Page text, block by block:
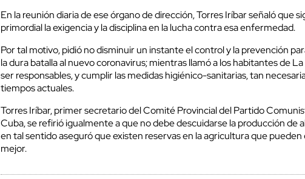
En la reunión diaria de ese órgano de dirección, Torres Iríbar señaló que
primordial la exigencia y la disciplina en la lucha contra esa enfermedad.
Por tal motivo, pidió no disminuir un instante el control y la prevención
la dura batalla al nuevo coronavirus; mientras llamó a los habitantes de La
ser responsables, y cumplir las medidas higiénico-sanitarias, tan
tiempos actuales.
Torres Iríbar, primer secretario del Comité Provincial del Partido
Cuba, se refirió igualmente a que no debe descuidarse la producción de
en tal sentido aseguró que existen reservas en la agricultura que pueden
mejor.